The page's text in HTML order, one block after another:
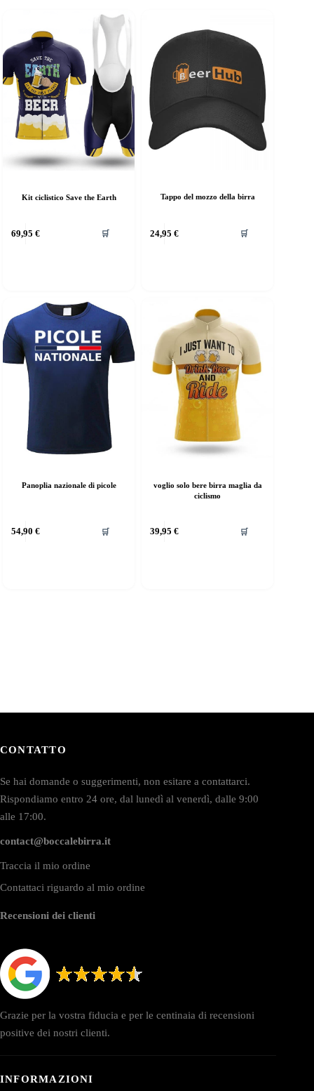
Kit ciclistico Save the Earth
69,95 € 🛒
Tappo del mozzo della birra
24,95 € 🛒
prodotto
scelte
nella
pagina
Panoplia nazionale di picole
54,90 € 🛒
voglio solo bere birra maglia da
ciclismo
39,95 € 🛒
CONTATTO
Se hai domande o suggerimenti, non esitare a contattarci.
Rispondiamo entro 24 ore, dal lunedì al venerdì, dalle 9:00
alle 17:00.
contact@boccalebirra.it
Traccia il mio ordine
Contattaci riguardo al mio ordine
Recensioni dei clienti
Grazie per la vostra fiducia e per le centinaia di recensioni
positive dei nostri clienti.
INFORMAZIONI